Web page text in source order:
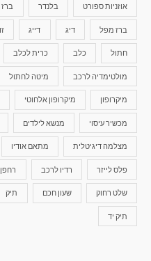
אוזניות ספורט בלנדר
ברז מפל דיג דייג
חתול כלב כרית לכלב
מולטימדיה לרכב מיטה לחתול
מיקרופון מיקרופון אלחוטי
מכשיר עיסוי מנשא לילדים
מצלמה דיגיטלית מתאם אודיו
פלס לייזר רדיו לרכב רחפן
שלט רחוק שעון חכם תיק
תיק יד